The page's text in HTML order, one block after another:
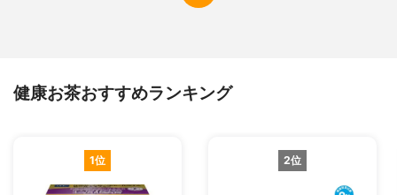
健康お茶おすすめランキング
1位 2位